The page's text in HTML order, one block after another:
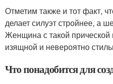
Отметим также и тот факт,
делает силуэт стройнее, а
Женщина с такой прической
изящной и невероятно
Что понадобится для